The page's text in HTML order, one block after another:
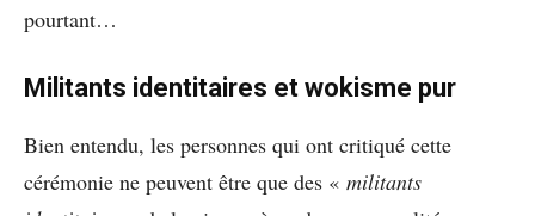
pourtant…
Militants identitaires et wokisme pur
Bien entendu, les personnes qui ont critiqué cette
cérémonie ne peuvent être que des « militants